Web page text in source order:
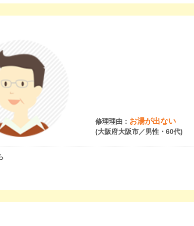
修理理由： お湯が出ない
(大阪府大阪市／男性・60代)